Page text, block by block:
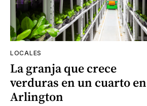
LOCALES
La granja que crece
verduras en un cuarto en
Arlington